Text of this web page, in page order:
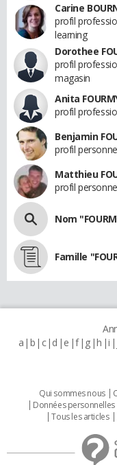
Carine
profil
learning
Dorothee
profil
magasin
Anita
profil
Benjamin
profil
Matthieu
profil
Nom
Famille
a b c d e f g h i
Qui sommes nous
Données personnelles
Tous les articles